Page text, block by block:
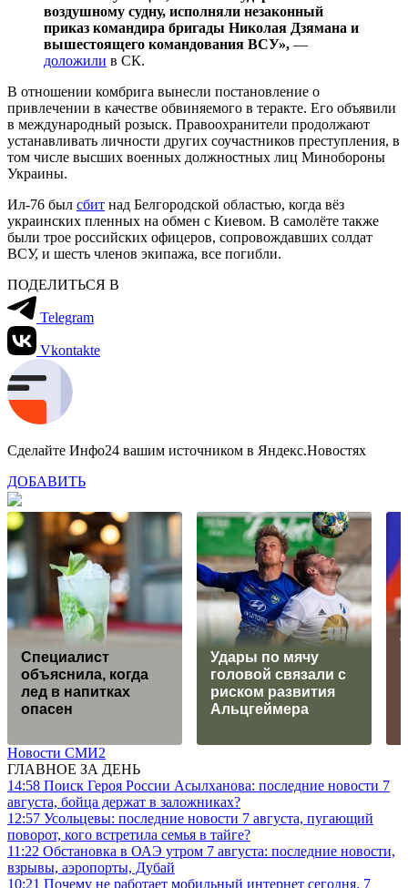
воздушному судну, исполняли незаконный
приказ командира бригады Николая Дзямана и
вышестоящего командования ВСУ», —
доложили в СК.
В отношении комбрига вынесли постановление о
привлечении в качестве обвиняемого в теракте. Его объявили
в международный розыск. Правоохранители продолжают
устанавливать личности других соучастников преступления, в
том числе высших военных должностных лиц Минобороны
Украины.
Ил-76 был сбит над Белгородской областью, когда вёз
украинских пленных на обмен с Киевом. В самолёте также
были трое российских офицеров, сопровождавших солдат
ВСУ, и шесть членов экипажа, все погибли.
ПОДЕЛИТЬСЯ В
Telegram
Vkontakte
Сделайте Инфо24 вашим источником в Яндекс.Новостях
ДОБАВИТЬ
Специалист
объяснила, когда
лед в напитках
опасен
Удары по мячу
головой связали с
риском развития
Альцгеймера
Новости СМИ2
ГЛАВНОЕ ЗА ДЕНЬ
14:58 Поиск Героя России Асылханова: последние новости 7
августа, бойца держат в заложниках?
12:57 Усольцевы: последние новости 7 августа, пугающий
поворот, кого встретила семья в тайге?
11:22 Обстановка в ОАЭ утром 7 августа: последние новости,
взрывы, аэропорты, Дубай
10:21 Почему не работает мобильный интернет сегодня, 7